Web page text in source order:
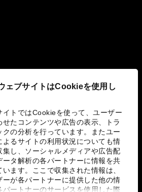
ェブサイトはCookieを使用し
イトではCookieを使って、ユーザー
せたコンテンツや広告の表示、トラ
クの分析を行っています。またユー
よるサイトの利用状況についても情
集し、ソーシャルメディアや広告配
ータ解析の各パートナーに情報を共
います。ここで収集された情報は、
ーが各パートナーに提供した他の情
パートナーのサービスを使用した際
取り組み